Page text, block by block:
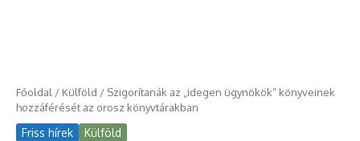
Főoldal / Külföld / Szigorítanák az „idegen ügynökök” könyveinek
hozzáférését az orosz könyvtárakban
Friss hírek Külföld